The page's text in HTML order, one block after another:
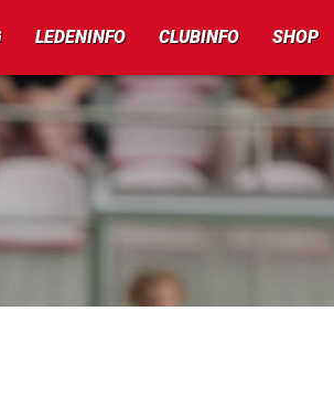
LEDENINFO CLUBINFO SHOP